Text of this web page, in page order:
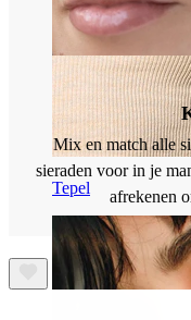
Tepel
Mix en match alle
sieraden voor in je
afrekenen